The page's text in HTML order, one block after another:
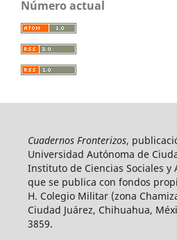
Número actual
Cuadernos Fronterizos,
Universidad Autónoma de
Instituto de Ciencias Sociales y
que se publica con fondos
H. Colegio Militar (zona
Ciudad Juárez, Chihuahua,
3859.